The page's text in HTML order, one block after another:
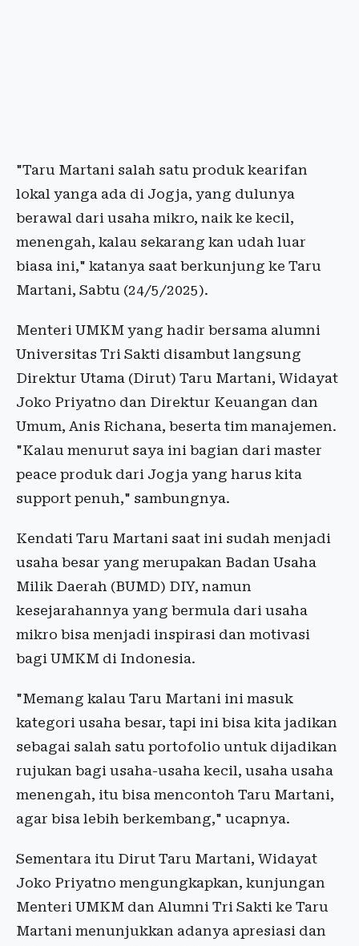
"Taru Martani salah satu produk kearifan
lokal yanga ada di Jogja, yang dulunya
berawal dari usaha mikro, naik ke kecil,
menengah, kalau sekarang kan udah luar
biasa ini," katanya saat berkunjung ke Taru
Martani, Sabtu (24/5/2025).
Menteri UMKM yang hadir bersama alumni
Universitas Tri Sakti disambut langsung
Direktur Utama (Dirut) Taru Martani, Widayat
Joko Priyatno dan Direktur Keuangan dan
Umum, Anis Richana, beserta tim manajemen.
"Kalau menurut saya ini bagian dari master
peace produk dari Jogja yang harus kita
support penuh," sambungnya.
Kendati Taru Martani saat ini sudah menjadi
usaha besar yang merupakan Badan Usaha
Milik Daerah (BUMD) DIY, namun
kesejarahannya yang bermula dari usaha
mikro bisa menjadi inspirasi dan motivasi
bagi UMKM di Indonesia.
"Memang kalau Taru Martani ini masuk
kategori usaha besar, tapi ini bisa kita jadikan
sebagai salah satu portofolio untuk dijadikan
rujukan bagi usaha-usaha kecil, usaha usaha
menengah, itu bisa mencontoh Taru Martani,
agar bisa lebih berkembang," ucapnya.
Sementara itu Dirut Taru Martani, Widayat
Joko Priyatno mengungkapkan, kunjungan
Menteri UMKM dan Alumni Tri Sakti ke Taru
Martani menunjukkan adanya apresiasi dan